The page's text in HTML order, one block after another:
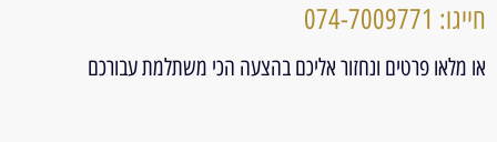
חייגו: 074-7009771
או מלאו פרטים ונחזור אליכם בהצעה הכי משתלמת עבורכם